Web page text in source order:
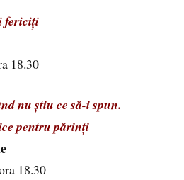
fericiți
18.30
nu știu ce să-i spun.
pentru părinți
18.30